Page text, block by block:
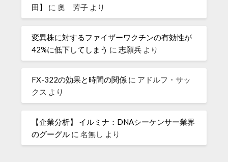
田】
に奧 芳子 より
変異株に対するファイザーワクチンの有効性が
42%に低下してしまう に志願兵 より
FX-322の効果と時間の関係 に アドルフ・サッ
クス より
【企業分析】 イルミナ：DNAシーケンサー業界
のグーグル に名無し より